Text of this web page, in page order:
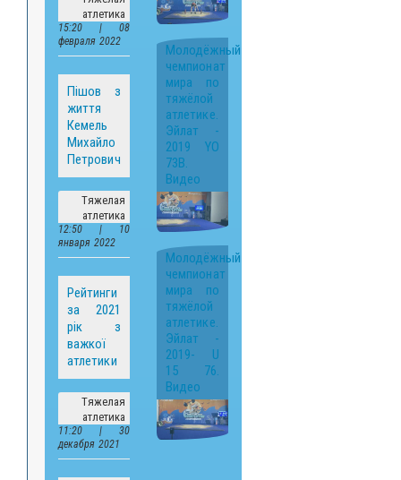
атлетика
15:20 | 08
февраля 2022
Пішов з
життя
Кемель
Михайло
Петрович
Тяжелая
атлетика
12:50 | 10
января 2022
Рейтинги
за 2021
рік з
важкої
атлетики
Тяжелая
атлетика
11:20 | 30
декабря 2021
Молодёжный
чемпионат
мира по
тяжёлой
атлетике.
Эйлат -
2019 YO
73B.
Видео
Молодёжный
чемпионат
мира по
тяжёлой
атлетике.
Эйлат -
2019- U
15 76.
Видео